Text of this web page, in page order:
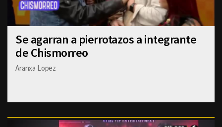
Se agarran a pierrotazos a integrante
de Chismorreo
Aranxa Lopez